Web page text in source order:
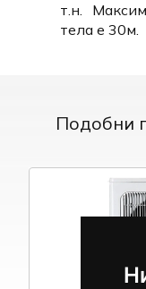
т.н.
тела е 30м.
Подобни